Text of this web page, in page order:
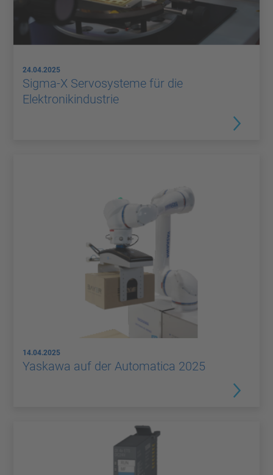
24.04.2025
Sigma-X Servosysteme für die
Elektronikindustrie
14.04.2025
Yaskawa auf der Automatica 2025